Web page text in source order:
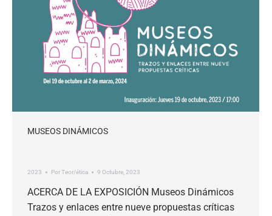
MUSEOS DINÁMICOS
2023 PorTeor/ética 9 Octubre, 2023
ACERCA DE LA EXPOSICIÓN Museos Dinámicos
Trazos y enlaces entre nueve propuestas críticas